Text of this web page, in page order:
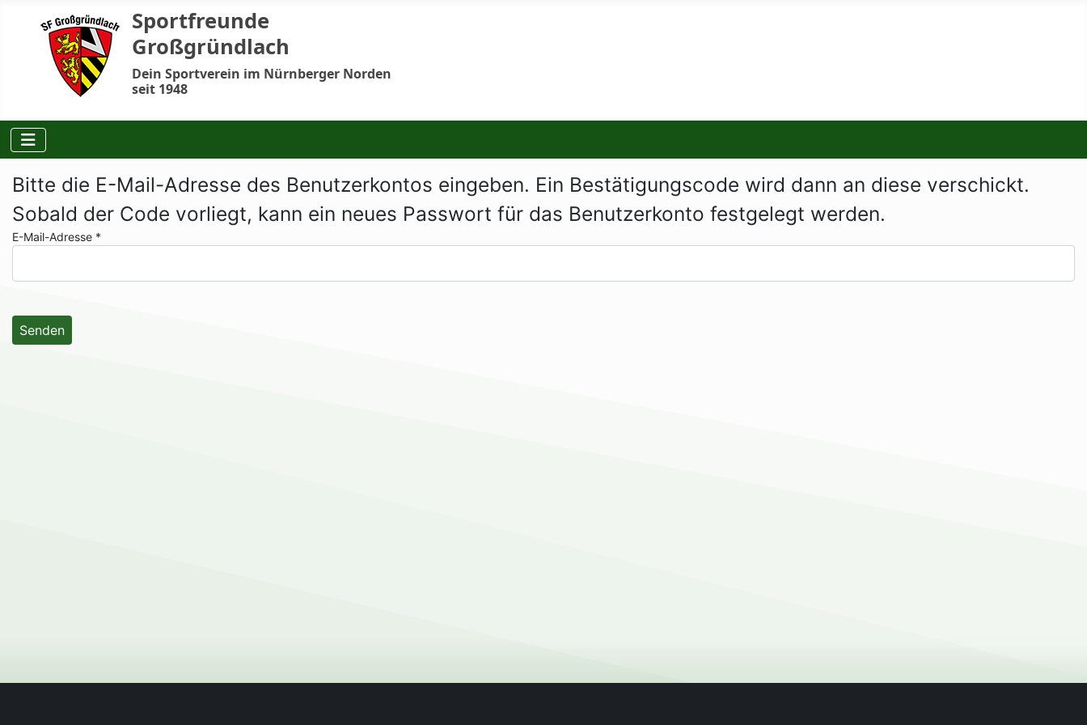
Sportfreunde
Großgründlach
Dein Sportverein im Nürnberger Norden
seit 1948
Bitte die E-Mail-Adresse des Benutzerkontos eingeben. Ein Bestätigungscode wird dann an diese verschickt.
Sobald der Code vorliegt, kann ein neues Passwort für das Benutzerkonto festgelegt werden.
E-Mail-Adresse *
Senden